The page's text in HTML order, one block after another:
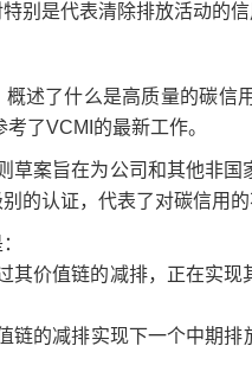
别是代表清除排放活动的信
概述了什么是高质量的碳信
了VCMI的最新工作。
草案旨在为公司和其他非
的认证，代表了对碳信用
其价值链的减排，正在实
链的减排实现下一个中期